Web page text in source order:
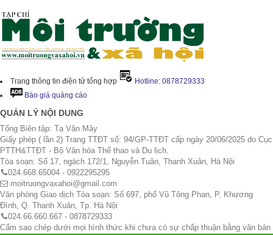
Trang thông tin điện tử tổng hợp
Hotline: 0878729333
Báo giá quảng cáo
QUẢN LÝ NỘI DUNG
Tổng Biên tập: Tạ Văn Mây
Giấy phép ( lần 2) Trang TTĐT số: 94/GP-TTĐT cấp ngày 20/06/2025 do Cục
PTTH&TTĐT - Bộ Văn hóa Thể thao và Du lịch.
Tòa soạn: Số 17, ngách 172/1, Nguyễn Tuân, Thanh Xuân, Hà Nội
024.668.65004 - 0922295295
moitruongvaxahoi@gmail.com
Văn phòng Giao dịch Tòa soạn: Số 697, phố Vũ Tông Phan, P. Khương
Đình, Q. Thanh Xuân, Tp. Hà Nội
024.66.660.667 - 0878729333
Cấm sao chép dưới mọi hình thức khi chưa có sự chấp thuận bằng văn bản